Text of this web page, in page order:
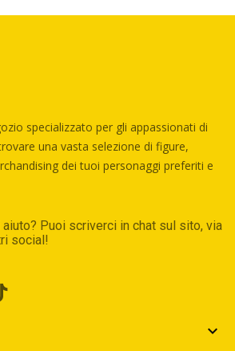
specializzato per gli appassionati di
una vasta selezione di figure,
dei tuoi personaggi preferiti e
aiuto? Puoi scriverci in chat sul sito, via
social!
